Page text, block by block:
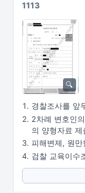
1113
경찰조사를 앞
2차례 변호인
의 양형자료
피해변제, 원만
검찰 교육이수